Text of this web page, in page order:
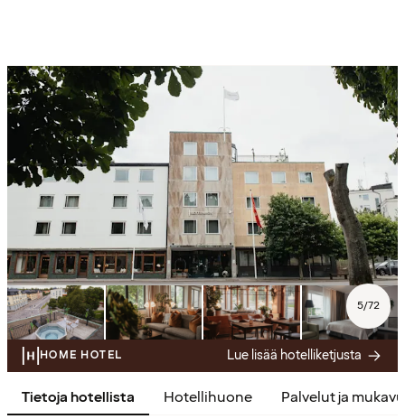
5/72
HOME HOTEL Lue lisää hotelliketjusta
Tietoja hotellista Hotellihuone Palvelut ja